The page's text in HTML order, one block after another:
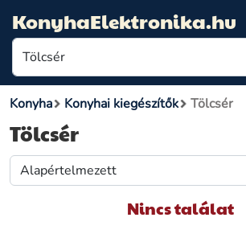
KonyhaElektronika.hu
Konyha Konyhai kiegészítők Tölcsér
Tölcsér
Nincs találat